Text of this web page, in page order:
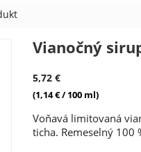
Vianočný
5,72 €
(1,14 € / 100 ml)
Voňavá limitovaná
ticha. Remeselný 100